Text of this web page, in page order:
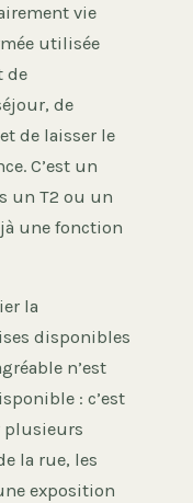
vie
utilisée
de
de
de laisser le
C’est un
un T2 ou un
une fonction
la
disponibles
n’est
: c’est
plusieurs
la rue, les
exposition